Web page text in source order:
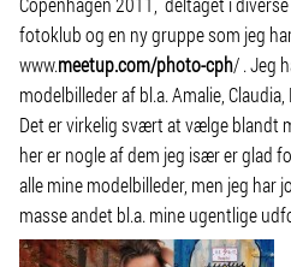
fotoklub og en ny gruppe som jeg
www.meetup.com/photo-cph/. Jeg
modelbilleder af bl.a. Amalie,
Det er virkelig svært at vælge blandt
her er nogle af dem jeg især er glad
alle mine modelbilleder, men jeg har
masse andet bl.a. mine ugentlige